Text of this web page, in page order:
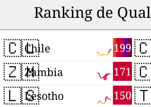
Ranking de
🇨🇱 199
Chile
🇿🇲 171
Zambia
🇱🇸 150
Lesotho